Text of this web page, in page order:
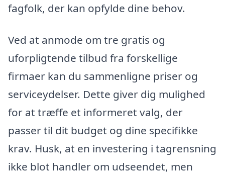
fagfolk, der kan opfylde dine behov.
Ved at anmode om tre gratis og
uforpligtende tilbud fra forskellige
firmaer kan du sammenligne priser og
serviceydelser. Dette giver dig mulighed
for at træffe et informeret valg, der
passer til dit budget og dine specifikke
krav. Husk, at en investering i tagrensning
ikke blot handler om udseendet, men